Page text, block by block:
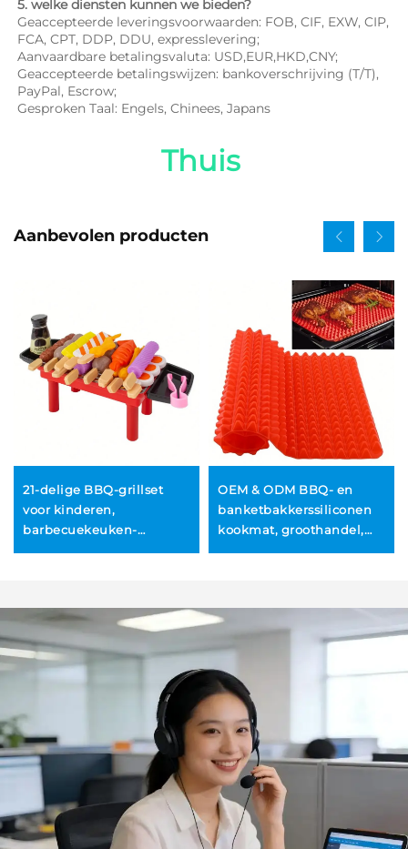
5. welke diensten kunnen we bieden?
Geaccepteerde leveringsvoorwaarden: FOB, CIF, EXW, CIP,
FCA, CPT, DDP, DDU, expresslevering;
Aanvaardbare betalingsvaluta: USD,EUR,HKD,CNY;
Geaccepteerde betalingswijzen: bankoverschrijving (T/T),
PayPal, Escrow;
Gesproken Taal: Engels, Chinees, Japans
Thuis
Aanbevolen producten
21-delige BBQ-grillset
voor kinderen,
barbecuekeuken-
peuter
OEM & ODM BBQ- en
banketbakkerssiliconen
kookmat, groothandel,
gemaakte kook- en
bakkmat voor
keukenovens